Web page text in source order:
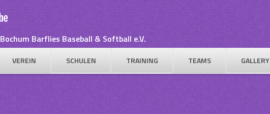
Bochum Barflies Baseball & Softball e.V.
VEREIN SCHULEN TRAINING TEAMS GALLERY